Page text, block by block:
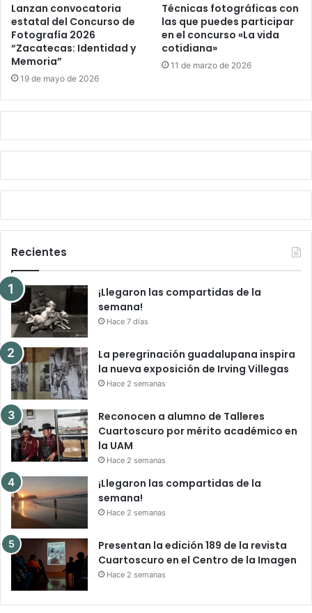
Lanzan convocatoria
estatal del Concurso de
Fotografía 2026
“Zacatecas: Identidad y
Memoria”
19 de mayo de 2026
Técnicas fotográficas con
las que puedes participar
en el concurso «La vida
cotidiana»
11 de marzo de 2026
Recientes
¡Llegaron las compartidas de la
semana!
Hace 7 días
La peregrinación guadalupana inspira
la nueva exposición de Irving Villegas
Hace 2 semanas
Reconocen a alumno de Talleres
Cuartoscuro por mérito académico en
la UAM
Hace 2 semanas
¡Llegaron las compartidas de la
semana!
Hace 2 semanas
Presentan la edición 189 de la revista
Cuartoscuro en el Centro de la Imagen
Hace 2 semanas